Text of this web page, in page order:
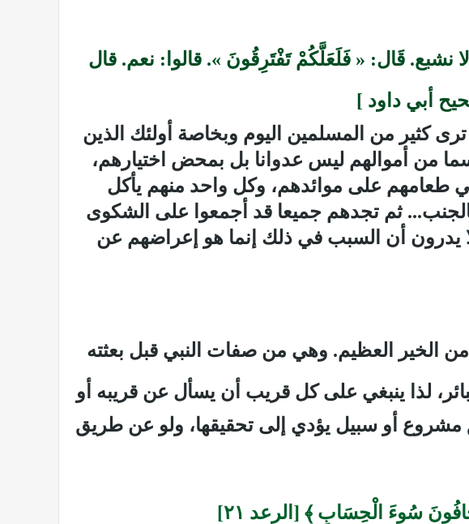
نشبع‏.‏ قَال: ‏« فَلَعَلَّكُمْ تَفْتَرِقُونَ ».‏ قالوا: نعم. قال
أبي داود ]
كثير من المسلمين اليوم وبخاصة أولئك الذين
من أموالهم ليس عدوانا بل بمحض اختيارهم،
في طعامهم على موائدهم، وكل واحد منهم يأكل
. ثم تجدهم جميعا قد أجمعوا على الشكوى
يدرون أن السبب في ذلك إنما هو إعراضهم عن
من الخير العظيم. وهي من صفات النبي قبل بعثته
لذا ينبغي على كل قريب أن يسأل عن قريبه أو
مشروع أو سبيل يؤدي إلى تحقيقها، ولو عن طريق
سُوءَ الْحِسَابِ ﴾ [الرعد ٢۱]